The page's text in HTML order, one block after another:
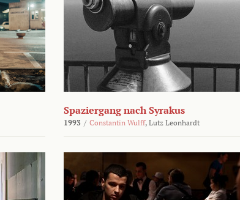
Spaziergang nach Syrakus
1993 / Constantin Wulff, Lutz Leonhardt